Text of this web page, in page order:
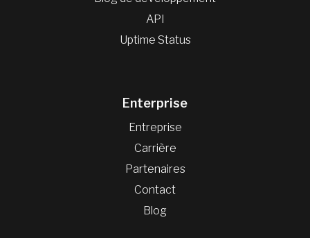
API
Uptime Status
Enterprise
Entreprise
Carrière
Partenaires
Contact
Blog